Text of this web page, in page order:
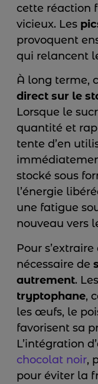
cette réaction
vicieux. Les
provoquent
qui relancent
À long terme,
direct sur le
Lorsque le
quantité et
tente d’en
stocké sous
l’énergie
une fatigue
nouveau vers
Pour
nécessaire de
autrement.
tryptophane,
les œufs, le
favorisent sa
L’intégration
chocolat noir,
pour éviter la